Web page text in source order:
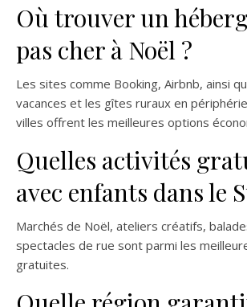
Où trouver un
pas cher à Noël ?
Les sites comme Booking, Airbnb, ainsi
vacances et les gîtes ruraux en
villes offrent les meilleures options
Quelles activités
avec enfants dans le
Marchés de Noël, ateliers créatifs,
spectacles de rue sont parmi les
gratuites.